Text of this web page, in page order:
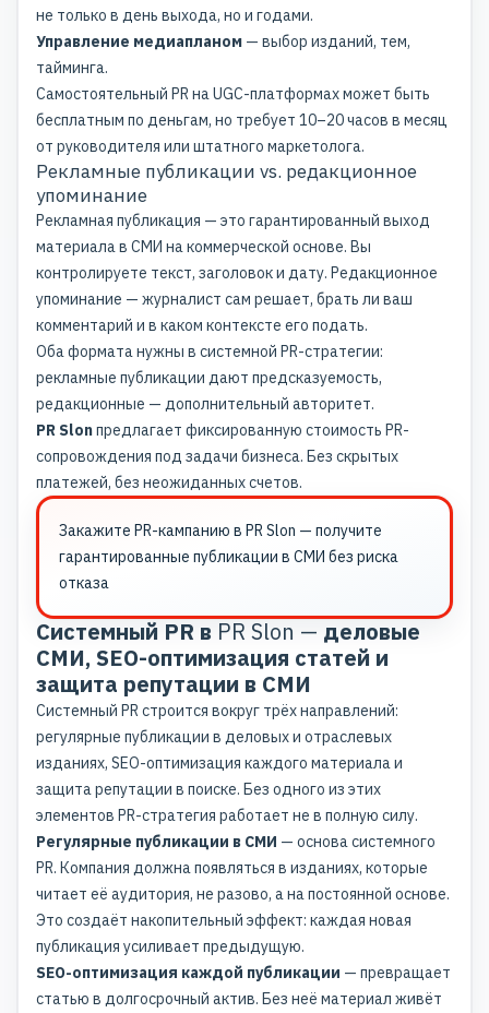
не только в день выхода, но и годами.
Управление медиапланом — выбор изданий, тем,
тайминга.
Самостоятельный PR на UGC-платформах может быть
бесплатным по деньгам, но требует 10–20 часов в месяц
от руководителя или штатного маркетолога.
Рекламные публикации vs. редакционное
упоминание
Рекламная публикация — это гарантированный выход
материала в СМИ на коммерческой основе. Вы
контролируете текст, заголовок и дату. Редакционное
упоминание — журналист сам решает, брать ли ваш
комментарий и в каком контексте его подать.
Оба формата нужны в системной PR-стратегии:
рекламные публикации дают предсказуемость,
редакционные — дополнительный авторитет.
PR Slonпредлагает фиксированную стоимость PR-
сопровождения под задачи бизнеса. Без скрытых
платежей, без неожиданных счетов.
Закажите PR-кампанию в PR Slon — получите
гарантированные публикации в СМИ без риска
отказа
Системный PR в PR Slon — деловые
СМИ, SEO-оптимизация статей и
защита репутации в СМИ
Системный PR строится вокруг трёх направлений:
регулярные публикации в деловых и отраслевых
изданиях, SEO-оптимизация каждого материала и
защита репутации в поиске. Без одного из этих
элементов PR-стратегия работает не в полную силу.
Регулярные публикации в СМИ — основа системного
PR. Компания должна появляться в изданиях, которые
читает её аудитория, не разово, а на постоянной основе.
Это создаёт накопительный эффект: каждая новая
публикация усиливает предыдущую.
SEO-оптимизация каждой публикации — превращает
статью в долгосрочный актив. Без неё материал живёт